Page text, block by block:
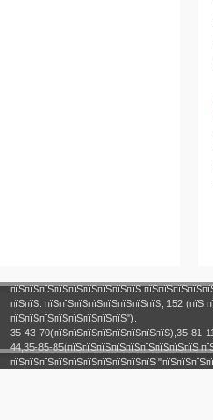
пїЅпїЅпїЅпїЅпїЅпїЅпїЅпїЅпїЅ
пїЅпїЅ. пїЅпїЅпїЅпїЅпїЅпїЅпїЅпїЅ, 152 (пїЅ
пїЅпїЅпїЅпїЅпїЅпїЅпїЅпїЅ").
35-43-70(пїЅпїЅпїЅпїЅпїЅпїЅпїЅпїЅ),35-81-
44,35-85-85(пїЅпїЅпїЅпїЅпїЅпїЅпїЅпїЅпїЅ
пїЅпїЅпїЅпїЅпїЅпїЅпїЅпїЅпїЅпїЅ